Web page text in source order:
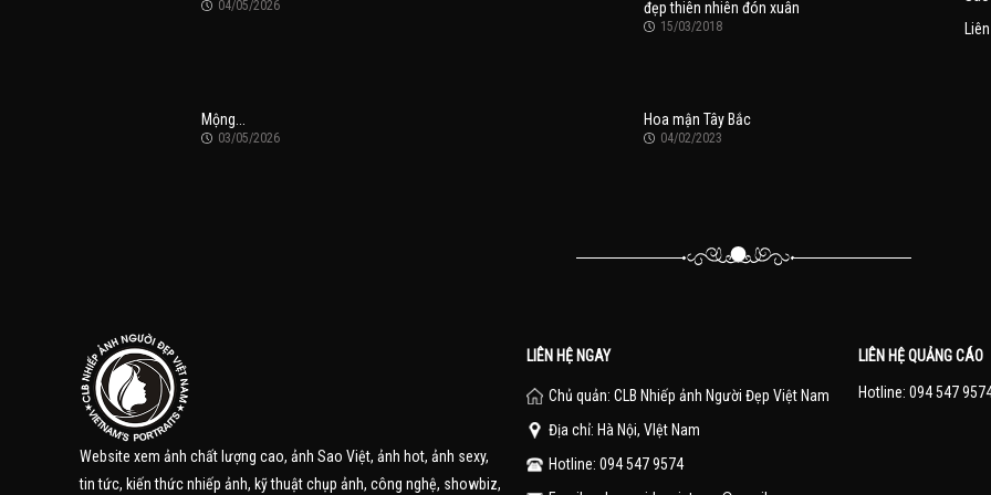
04/05/2026
Mộng...
03/05/2026
đẹp thiên nhiên đón xuân
15/03/2018
Hoa mận Tây Bắc
04/02/2023
Website xem ảnh chất lượng cao, ảnh Sao Việt, ảnh hot, ảnh sexy,
tin tức, kiến thức nhiếp ảnh, kỹ thuật chụp ảnh, công nghệ, showbiz,
LIÊN HỆ NGAY
Chủ quản: CLB Nhiếp ảnh Người Đẹp Việt Nam
Địa chỉ: Hà Nội, VIệt Nam
Hotline: 094 547 9574
LIÊN HỆ QUẢNG CÁO
Hotline: 094 547